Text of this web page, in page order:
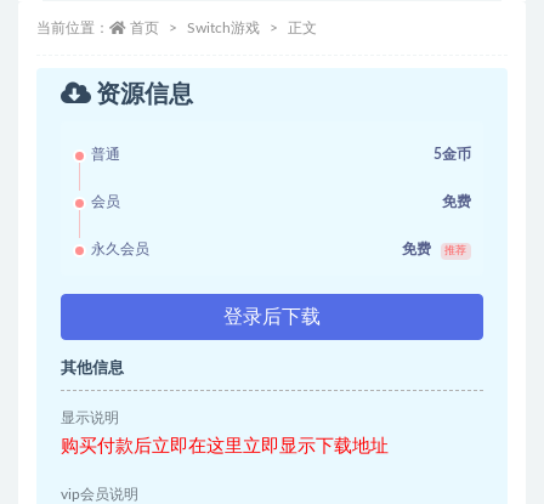
当前位置： 首页 Switch游戏 正文
资源信息
普通 5金币
会员 免费
永久会员 免费 推荐
登录后下载
其他信息
显示说明
购买付款后立即在这里立即显示下载地址
vip会员说明